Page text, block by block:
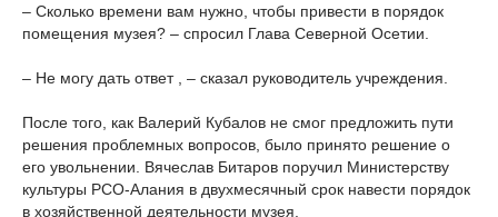
– Сколько времени вам нужно, чтобы привести в порядок
помещения музея? – спросил Глава Северной Осетии.
– Не могу дать ответ , – сказал руководитель учреждения.
После того, как Валерий Кубалов не смог предложить пути
решения проблемных вопросов, было принято решение о
его увольнении. Вячеслав Битаров поручил Министерству
культуры РСО-Алания в двухмесячный срок навести порядок
в хозяйственной деятельности музея.